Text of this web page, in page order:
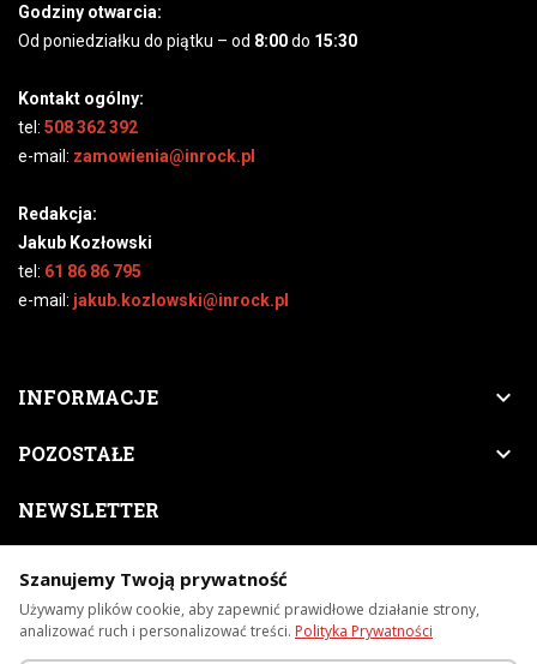
Godziny otwarcia:
Od poniedziałku do piątku – od 8:00do 15:30
Kontakt ogólny:
tel: 508 362 392
e-mail: zamowienia@inrock.pl
Redakcja:
Jakub Kozłowski
tel: 61 86 86 795
e-mail: jakub.kozlowski@inrock.pl
INFORMACJE 
POZOSTAŁE 
NEWSLETTER
nowości, zapowiedzi, promocji, itp.
Subskrybuj
Szanujemy Twoją prywatność
Używamy plików cookie, aby zapewnić prawidłowe działanie strony,
analizować ruch i personalizować treści. Polityka Prywatności